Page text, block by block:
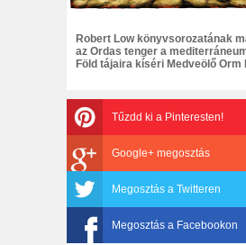
Robert Low könyvsorozatának
az Ordas tenger a
Föld tájaira kíséri Medveölő Orm
Tűzdd ki a Pinteresten!
Google+ megosztás
Megosztás a Twitteren
Megosztás a Facebookon